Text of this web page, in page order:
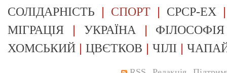
СОЛІДАРНІСТЬ | СПОРТ | СРСР-EX
МІГРАЦІЯ | УКРАЇНА | ФІЛОСОФІЯ
ХОМСЬКИЙ | ЦВЄТКОВ | ЧІЛІ |